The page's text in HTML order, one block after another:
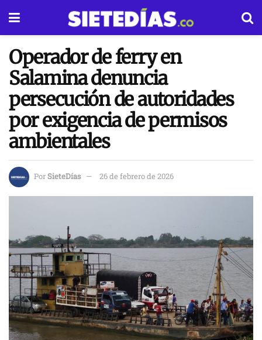
Operador de ferry en
Salamina denuncia
persecución de autoridades
por exigencia de permisos
ambientales
PorSieteDías 26 de febrero de 2026